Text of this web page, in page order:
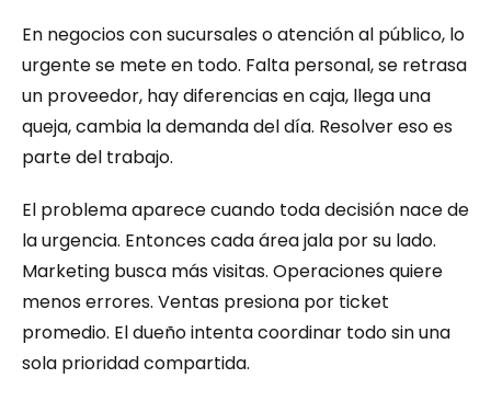
En negocios con sucursales o atención al público, lo
urgente se mete en todo. Falta personal, se retrasa
un proveedor, hay diferencias en caja, llega una
queja, cambia la demanda del día. Resolver eso es
parte del trabajo.
El problema aparece cuando toda decisión nace de
la urgencia. Entonces cada área jala por su lado.
Marketing busca más visitas. Operaciones quiere
menos errores. Ventas presiona por ticket
promedio. El dueño intenta coordinar todo sin una
sola prioridad compartida.